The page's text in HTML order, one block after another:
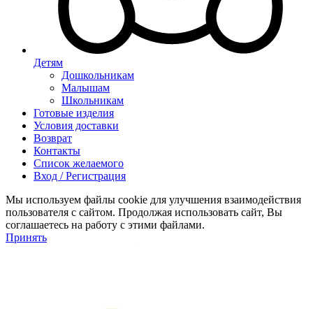
Детям
Дошкольникам
Малышам
Школьникам
Готовые изделия
Условия доставки
Возврат
Контакты
Список желаемого
Вход / Регистрация
Мы используем файлы cookie для улучшения взаимодействия
пользователя с сайтом. Продолжая использовать сайт, Вы
соглашаетесь на работу с этими файлами.
Принять